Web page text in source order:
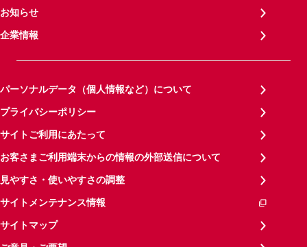
お知らせ
企業情報
パーソナルデータ（個人情報など）について
プライバシーポリシー
サイトご利用にあたって
お客さまご利用端末からの情報の外部送信について
見やすさ・使いやすさの調整
サイトメンテナンス情報
サイトマップ